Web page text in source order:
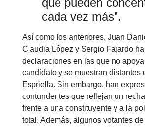
que pueden
cada vez más”.
Así como los anteriores, Juan
Claudia López y Sergio Fajardo
declaraciones en las que no
candidato y se muestran distantes
Espriella. Sin embargo, han
contundentes que reflejan un
frente a una constituyente y a la
total. Además, algunos votantes